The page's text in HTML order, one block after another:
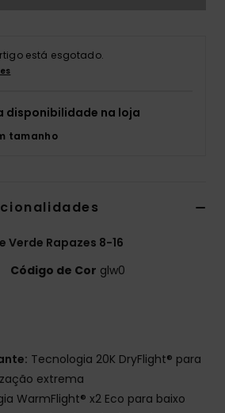
está esgotado.
disponibilidade na loja
tamanho
Verde Rapazes 8-16
Código de Cor glw0
Tecnologia 20K DryFlight® para
extrema
WarmFlight® x2 Eco para baixo